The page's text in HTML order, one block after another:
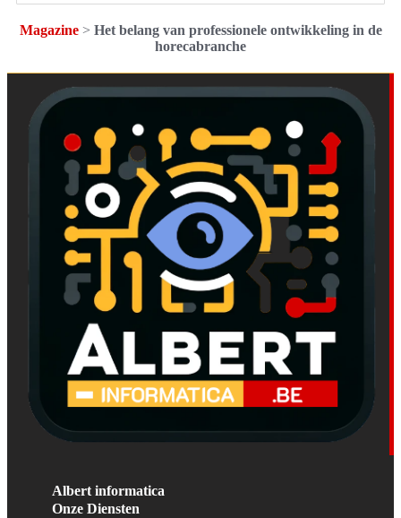
Magazine> Het belang van professionele ontwikkeling in de
horecabranche
Albert informatica
Onze Diensten